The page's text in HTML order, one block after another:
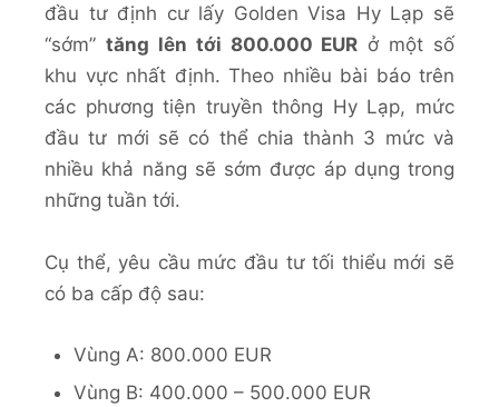
đầu tư định cư lấy Golden Visa Hy Lạp sẽ
“sớm” tăng lên tới 800.000 EUR ở một số
khu vực nhất định. Theo nhiều bài báo trên
các phương tiện truyền thông Hy Lạp, mức
đầu tư mới sẽ có thể chia thành 3 mức và
nhiều khả năng sẽ sớm được áp dụng trong
những tuần tới.
Cụ thể, yêu cầu mức đầu tư tối thiểu mới sẽ
có ba cấp độ sau:
Vùng A: 800.000 EUR
Vùng B: 400.000 – 500.000 EUR